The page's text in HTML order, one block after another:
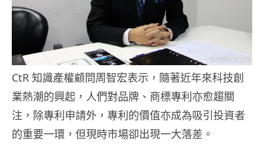
CtR 知識產權顧問周智宏表示，隨著近年來科技創
業熱潮的興起，人們對品牌、商標專利亦愈趨關
注，除專利申請外，專利的價值亦成為吸引投資者
的重要一環，但現時市場卻出現一大落差。